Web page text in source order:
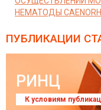
НЕМАТОДЫ
ПУБЛИКАЦИИ
РИНЦ
К условиям